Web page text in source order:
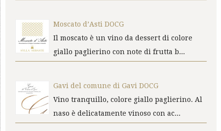
Moscato d’Asti DOCG
Il moscato è un vino da dessert di colore
giallo paglierino con note di frutta b...
Gavi del comune di Gavi DOCG
Vino tranquillo, colore giallo paglierino. Al
naso è delicatamente vinoso con ac...